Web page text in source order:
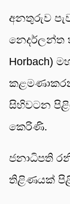
අනතුරුව
නෙදර්ලන්ත
Horbach)
කළමණාකරන
සිහිවටන
කෙරිණි.
ජනාධිපති
තිළිණයක්